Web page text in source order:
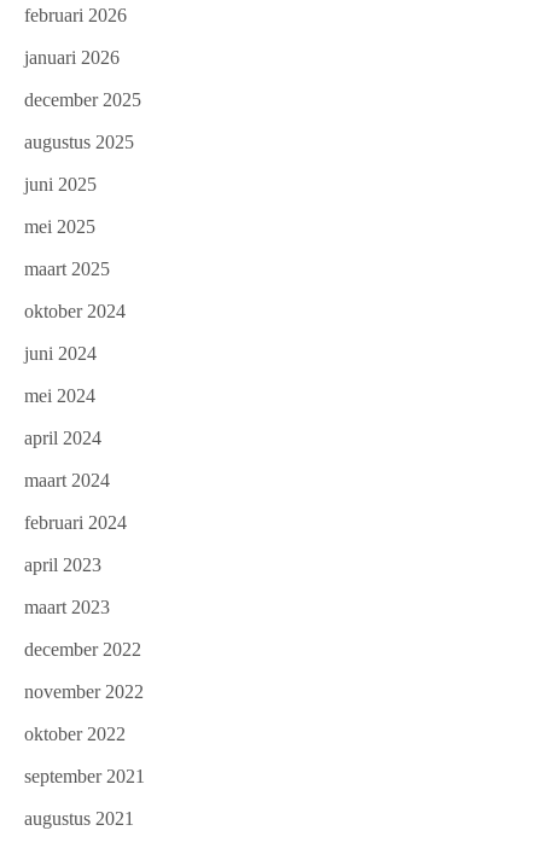
februari 2026
januari 2026
december 2025
augustus 2025
juni 2025
mei 2025
maart 2025
oktober 2024
juni 2024
mei 2024
april 2024
maart 2024
februari 2024
april 2023
maart 2023
december 2022
november 2022
oktober 2022
september 2021
augustus 2021